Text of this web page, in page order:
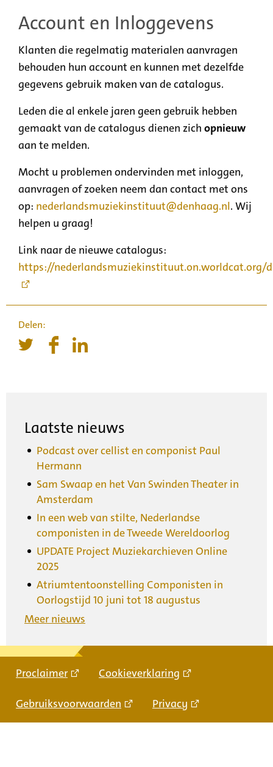
Account en Inloggevens
Klanten die regelmatig materialen aanvragen
behouden hun account en kunnen met dezelfde
gegevens gebruik maken van de catalogus.
Leden die al enkele jaren geen gebruik hebben
gemaakt van de catalogus dienen zich opnieuw
aan te melden.
Mocht u problemen ondervinden met inloggen,
aanvragen of zoeken neem dan contact met ons
op: nederlandsmuziekinstituut@denhaag.nl. Wij
helpen u graag!
Link naar de nieuwe catalogus:
https://nederlandsmuziekinstituut.on.worldcat.org/
Laatste nieuws
Podcast over cellist en componist Paul
Hermann
Sam Swaap en het Van Swinden Theater in
Amsterdam
In een web van stilte, Nederlandse
componisten in de Tweede Wereldoorlog
UPDATE Project Muziekarchieven Online
2025
Atriumtentoonstelling Componisten in
Oorlogstijd 10 juni tot 18 augustus
Meer nieuws
Proclaimer Cookieverklaring
Gebruiksvoorwaarden Privacy